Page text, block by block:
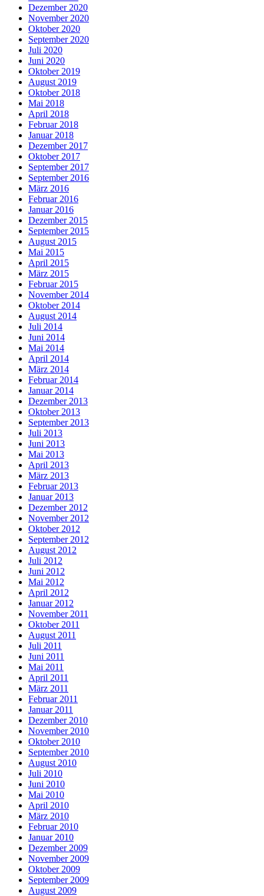
Dezember 2020
November 2020
Oktober 2020
September 2020
Juli 2020
Juni 2020
Oktober 2019
August 2019
Oktober 2018
Mai 2018
April 2018
Februar 2018
Januar 2018
Dezember 2017
Oktober 2017
September 2017
September 2016
März 2016
Februar 2016
Januar 2016
Dezember 2015
September 2015
August 2015
Mai 2015
April 2015
März 2015
Februar 2015
November 2014
Oktober 2014
August 2014
Juli 2014
Juni 2014
Mai 2014
April 2014
März 2014
Februar 2014
Januar 2014
Dezember 2013
Oktober 2013
September 2013
Juli 2013
Juni 2013
Mai 2013
April 2013
März 2013
Februar 2013
Januar 2013
Dezember 2012
November 2012
Oktober 2012
September 2012
August 2012
Juli 2012
Juni 2012
Mai 2012
April 2012
Januar 2012
November 2011
Oktober 2011
August 2011
Juli 2011
Juni 2011
Mai 2011
April 2011
März 2011
Februar 2011
Januar 2011
Dezember 2010
November 2010
Oktober 2010
September 2010
August 2010
Juli 2010
Juni 2010
Mai 2010
April 2010
März 2010
Februar 2010
Januar 2010
Dezember 2009
November 2009
Oktober 2009
September 2009
August 2009